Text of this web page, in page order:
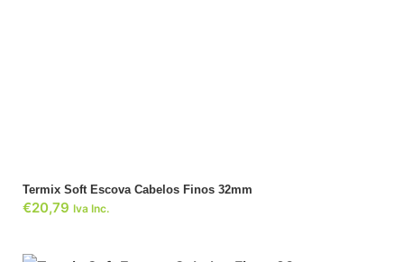
Termix Soft Escova Cabelos Finos 32mm
€20,79 Iva Inc.